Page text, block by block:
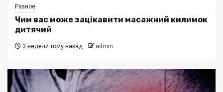
Разное
Чим вас може зацікавити масажний килимок
дитячий
3 недели тому назад admin